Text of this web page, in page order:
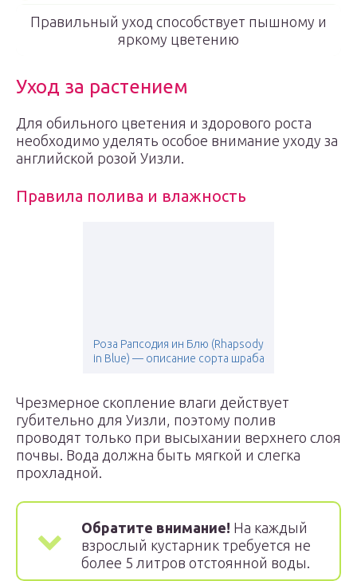
Правильный уход способствует пышному и
яркому цветению
Уход за растением
Для обильного цветения и здорового роста
необходимо уделять особое внимание уходу за
английской розой Уизли.
Правила полива и влажность
Роза Рапсодия ин Блю (Rhapsody
in Blue) — описание сорта шраба
Чрезмерное скопление влаги действует
губительно для Уизли, поэтому полив
проводят только при высыхании верхнего слоя
почвы. Вода должна быть мягкой и слегка
прохладной.
Обратите внимание! На каждый
взрослый кустарник требуется не
более 5 литров отстоянной воды.